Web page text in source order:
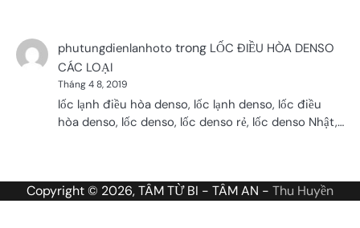
phutungdienlanhoto trong LỐC ĐIỀU HÒA DENSO
CÁC LOẠI
Tháng 4 8, 2019
lốc lạnh điều hòa denso, lốc lạnh denso, lốc điều
hòa denso, lốc denso, lốc denso rẻ, lốc denso Nhật,…
Copyright © 2026, TÂM TỪ BI - TÂM AN - Thu Huyền